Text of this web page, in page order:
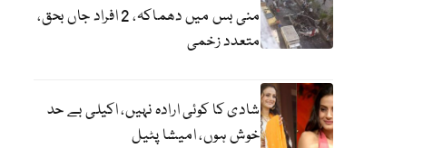
منی بس میں دھماکہ، 2 افراد جاں بحق،
متعدد زخمی
شادی کا کوئی ارادہ نہیں، اکیلی بے حد
خوش ہوں، امیشا پٹیل